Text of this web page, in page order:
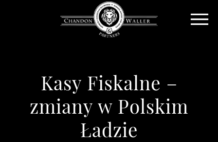
Kasy Fiskalne –
zmiany w Polskim
Ładzie